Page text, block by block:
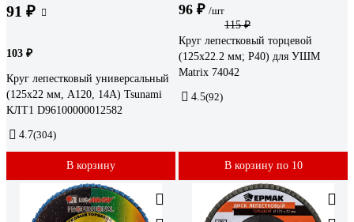
91 ₽
103 ₽
Круг лепестковый универсальный
(125х22 мм, А120, 14А) Tsunami
КЛТ1 D96100000012582
4.7(304)
В корзину
96 ₽ /шт
115 ₽
Круг лепестковый торцевой
(125х22.2 мм; P40) для УШМ
Matrix 74042
4.5(92)
В корзину по 10